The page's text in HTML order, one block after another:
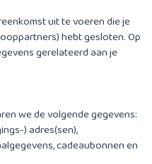
uit te voeren die je
hebt gesloten. Op
gerelateerd aan je
we de volgende gegevens:
) adres(sen),
cadeaubonnen en